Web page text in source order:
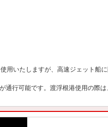
用いたしますが、高速ジェット船
通行可能です。渡浮根港使用の際